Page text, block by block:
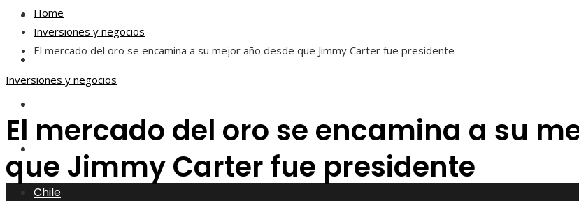
Ciencia y tecnología
Cultura y ocio
Chile
Home
Inversiones y negocios
El mercado del oro se encamina a su mejor año desde que Jimmy Carter fue presidente
Inversiones y negocios
El mercado del oro se encamina a su
que Jimmy Carter fue presidente